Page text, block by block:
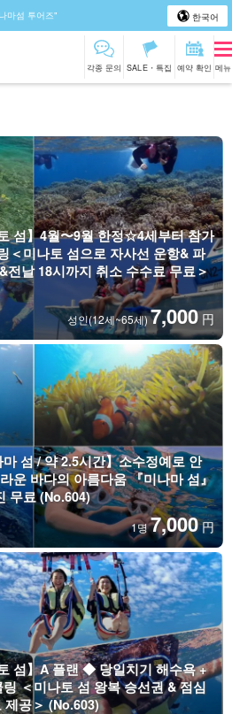
마섬 투어즈" 한국어
각종 문의 SALE・특집 예약 확인 메뉴
섬】4월〜9월 한정☆4세부터 참가
＜미나토 섬으로 자사선 운항& 파
전날 18시까지 취소 수수료 무료＞
성인(12세~65세)7,000 円
섬 / 약 2.5시간】소수정예로 안
운 바다의 아름다움 『미나마 섬』
무료 (No.604)
1명7,000 円
섬】A 플랜 ◆ 당일치기 해수욕 +
＜미나토 섬 왕복 승선권 & 점심
공＞ (No.603)